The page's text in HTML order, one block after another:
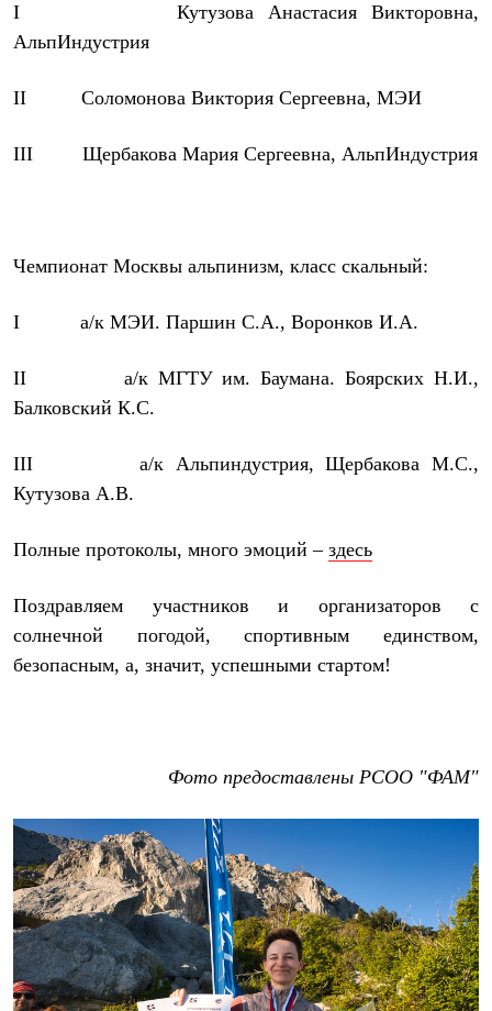
Толстовки
Брюки
Софтшелл одежда
Флисовая одежда
Жилеты
Палатки и тенты
Аксессуары для палаток
Легкоходные
Альпинистские
Спальные мешки
Пуховые
Аксессуары для спальников
Баулы
Кошельки
Сумки
Гермомешки
Полезные аксессуары
Ботинки
Мужская обувь
Ботинки
Кроссовки
Сапоги
Гамаши и бахилы
Гамаши
Бахилы
Тапочки и чуни
I
Кутузова Анастасия Викторовна,
АльпИндустрия
II Соломонова Виктория Сергеевна, МЭИ
III Щербакова Мария Сергеевна, АльпИндустрия
Чемпионат Москвы альпинизм, класс скальный:
I а/к МЭИ. Паршин С.А., Воронков И.А.
II а/к МГТУ им. Баумана. Боярских Н.И.,
Балковский К.С.
III а/к Альпиндустрия, Щербакова М.С.,
Кутузова А.В.
Полные протоколы, много эмоций – здесь
Поздравляем участников и организаторов с
солнечной погодой, спортивным единством,
безопасным, а, значит, успешными стартом!
Фото предоставлены РСОО "ФАМ"